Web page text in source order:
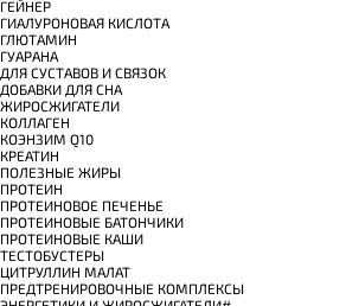
ГЕЙНЕР
ГИАЛУРОНОВАЯ КИСЛОТА
ГЛЮТАМИН
ГУАРАНА
ДЛЯ СУСТАВОВ И СВЯЗОК
ДОБАВКИ ДЛЯ СНА
ЖИРОСЖИГАТЕЛИ
КОЛЛАГЕН
КОЭНЗИМ Q10
КРЕАТИН
ПОЛЕЗНЫЕ ЖИРЫ
ПРОТЕИН
ПРОТЕИНОВОЕ ПЕЧЕНЬЕ
ПРОТЕИНОВЫЕ БАТОНЧИКИ
ПРОТЕИНОВЫЕ КАШИ
ТЕСТОБУСТЕРЫ
ЦИТРУЛЛИН МАЛАТ
ПРЕДТРЕНИРОВОЧНЫЕ КОМПЛЕКСЫ